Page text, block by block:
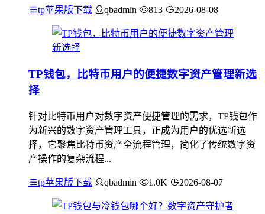
tp苹果版下载 qbadmin 813 2026-08-08
TP钱包，比特币用户的便捷数字资产管理新选
择
针对比特币用户对数字资产便捷管理的需求，TP钱包作
为新兴的数字资产管理工具，正成为用户的优选新选
择，它聚焦比特币资产全流程管理，简化了传统数字资
产操作的复杂流程...
tp苹果版下载 qbadmin 1.0K 2026-08-07